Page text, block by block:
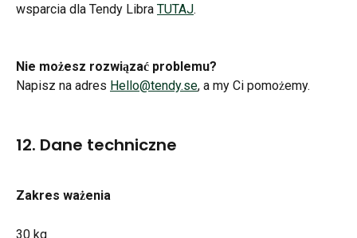
wsparcia dla Tendy Libra TUTAJ.
Nie możesz rozwiązać problemu?
Napisz na adres Hello@tendy.se, a my Ci pomożemy.
12. Dane techniczne
Zakres ważenia
30 kg